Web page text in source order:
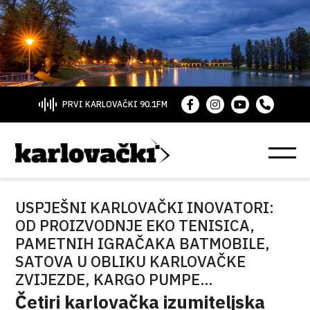
PRVI KARLOVAČKI 90.1FM
USPJEŠNI KARLOVAČKI INOVATORI:
OD PROIZVODNJE EKO TENISICA,
PAMETNIH IGRAČAKA BATMOBILE,
SATOVA U OBLIKU KARLOVAČKE
ZVIJEZDE, KARGO PUMPE…
Četiri karlovačka izumiteljska